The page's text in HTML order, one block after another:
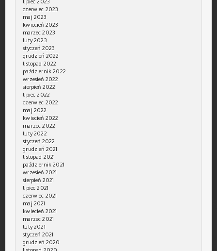
lipiec 2023
czerwiec 2023
maj 2023
kwiecień 2023
marzec 2023
luty 2023
styczeń 2023
grudzień 2022
listopad 2022
październik 2022
wrzesień 2022
sierpień 2022
lipiec 2022
czerwiec 2022
maj 2022
kwiecień 2022
marzec 2022
luty 2022
styczeń 2022
grudzień 2021
listopad 2021
październik 2021
wrzesień 2021
sierpień 2021
lipiec 2021
czerwiec 2021
maj 2021
kwiecień 2021
marzec 2021
luty 2021
styczeń 2021
grudzień 2020